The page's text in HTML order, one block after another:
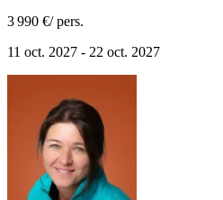
3 990 €/ pers.
11 oct. 2027 - 22 oct. 2027